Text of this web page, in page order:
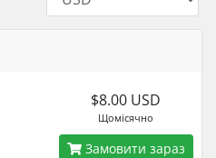
$8.00 USD
Щомісячно
Замовити зараз